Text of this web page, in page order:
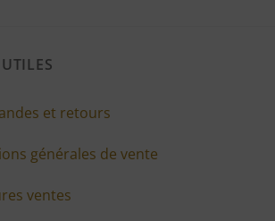
et retours
générales de vente
ventes